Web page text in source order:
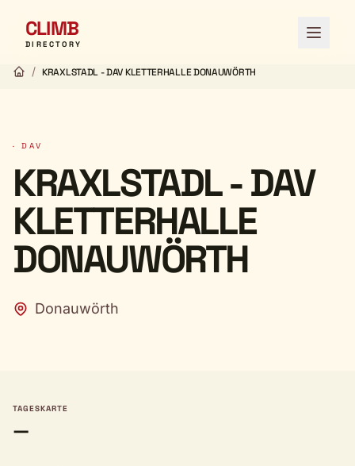
CLIMB
DIRECTORY Menü
/ KRAXLSTADL - DAV KLETTERHALLE DONAUWÖRTH
· DAV
KRAXLSTADL - DAV
KLETTERHALLE
DONAUWÖRTH
Donauwörth
TAGESKARTE
—